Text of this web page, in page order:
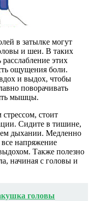
в затылке могут
и шеи. В таких
этих
ощущения боли.
и выдох, чтобы
поворачивать
мышцы.
стоит
Сидите в тишине,
дыхании. Медленно
напряжение
Также полезно
начиная с головы и
головы